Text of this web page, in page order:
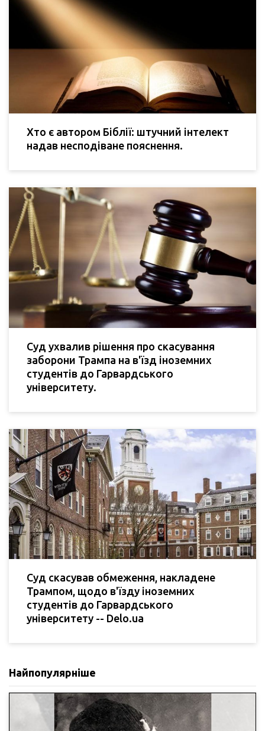
Хто є автором Біблії: штучний інтелект
надав несподіване пояснення.
Суд ухвалив рішення про скасування
заборони Трампа на в'їзд іноземних
студентів до Гарвардського
університету.
Суд скасував обмеження, накладене
Трампом, щодо в'їзду іноземних
студентів до Гарвардського
університету -- Delo.ua
Найпопулярніше